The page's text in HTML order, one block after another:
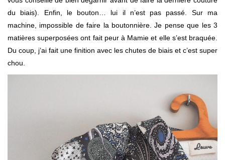
du biais). Enfin, le bouton… lui il n’est pas passé. Sur ma
machine, impossible de faire la boutonnière. Je pense que les 3
matières superposées ont fait peur à Mamie et elle s’est braquée.
Du coup, j’ai fait une finition avec les chutes de biais et c’est super
chou.